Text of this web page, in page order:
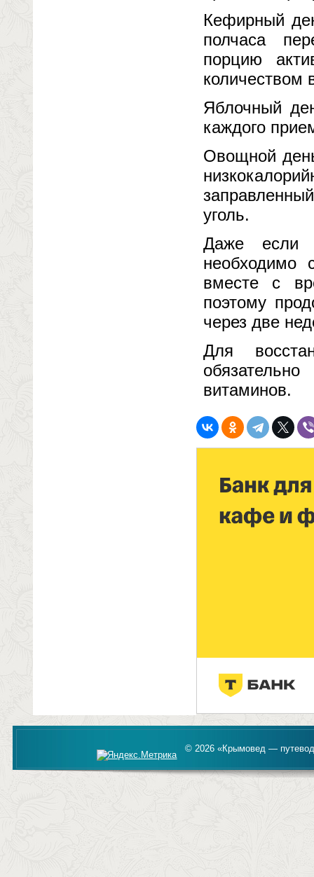
Кефирный
полчаса
порцию
количеством
Яблочный
каждого
Овощной
уголь.
Даже если
необходимо
вместе с
поэтому
через две
Для
витаминов.
© 2026 «Крымовед —